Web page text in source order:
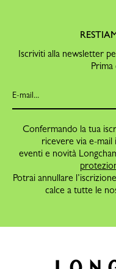
Iscriviti alla newsletter
Confermando la tua
ricevere via e-
eventi e novità
Potrai annullare
calce a tutte le